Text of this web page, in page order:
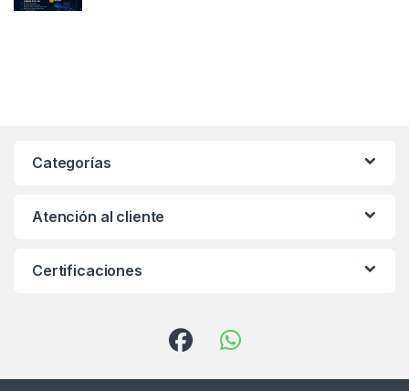
Categorías
Atención al cliente
Certificaciones